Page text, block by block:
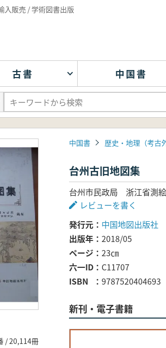
入販売 / 学術図書出版
古書 中国書
/ 20,114冊
中国書 歴史・地理（考古
台州古旧地図集
台州市民政局 浙江省測
レビューを書く
発行元
中国地図出版社
出版年
2018/05
ページ
23㎝
六一ID
C11707
ISBN
9787520404693
新刊・電子書籍